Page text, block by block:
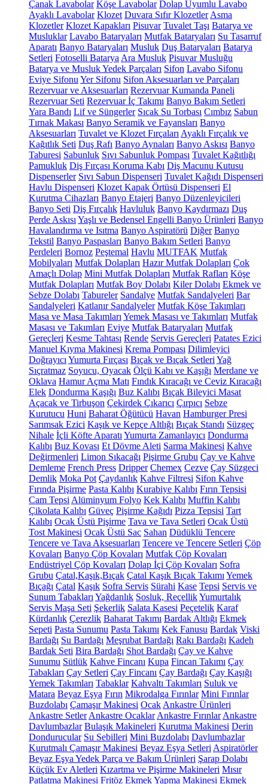
Çanak Lavabolar Köşe Lavabolar Dolap Uyumlu Lavabo
Ayaklı Lavabolar Klozet Duvara Sıfır Klozetler Asma
Klozetler Klozet Kapakları Pisuvar Tuvalet Taşı Batarya ve
Musluklar Lavabo Bataryaları Mutfak Bataryaları Su Tasarruf
Aparatı Banyo Bataryaları Musluk Duş Bataryaları Batarya
Setleri Fotoselli Batarya Ara Musluk Pisuvar Musluğu
Batarya ve Musluk Yedek Parçaları Sifon Lavabo Sifonu
Eviye Sifonu Yer Sifonu Sifon Aksesuarları ve Parçaları
Rezervuar ve Aksesuarları Rezervuar Kumanda Paneli
Rezervuar Seti Rezervuar İç Takımı Banyo Bakım Setleri
Yara Bandı Lif ve Süngerler Sıcak Su Torbası Cımbız Sabun
Tırnak Makası Banyo Seramik ve Fayansları Banyo
Aksesuarları Tuvalet ve Klozet Fırçaları Ayaklı Fırçalık ve
Kağıtlık Seti Duş Rafı Banyo Aynaları Banyo Askısı Banyo
Taburesi Sabunluk Sıvı Sabunluk Pompası Tuvalet Kağıtlığı
Pamukluk Diş Fırçası Koruma Kabı Diş Macunu Kutusu
Dispenserler Sıvı Sabun Dispenseri Tuvalet Kağıdı Dispenseri
Havlu Dispenseri Klozet Kapak Örtüsü Dispenseri El
Kurutma Cihazları Banyo Etajeri Banyo Düzenleyicileri
Banyo Seti Diş Fırçalık Havluluk Banyo Kaydırmazı Duş
Perde Askısı Yaşlı ve Bedensel Engelli Banyo Ürünleri Banyo
Havalandırma ve Isıtma Banyo Aspiratörü Diğer Banyo
Tekstil Banyo Paspasları Banyo Bakım Setleri Banyo
Perdeleri Bornoz Peştemal Havlu MUTFAK Mutfak
Mobilyaları Mutfak Dolapları Hazır Mutfak Dolapları Çok
Amaçlı Dolap Mini Mutfak Dolapları Mutfak Rafları Köşe
Mutfak Dolapları Mutfak Boy Dolabı Kiler Dolabı Ekmek ve
Sebze Dolabı Tabureler Sandalye Mutfak Sandalyeleri Bar
Sandalyeleri Katlanır Sandalyeler Mutfak Köşe Takımları
Masa ve Masa Takımları Yemek Masası ve Takımları Mutfak
Masası ve Takımları Eviye Mutfak Bataryaları Mutfak
Gereçleri Kesme Tahtası Rende Servis Gereçleri Patates Ezici
Manuel Kıyma Makinesi Krema Pompası Dilimleyici
Doğrayıcı Yumurta Fırçası Bıçak ve Bıçak Setleri Yağ
Sıçratmaz Soyucu, Oyacak Ölçü Kabı ve Kaşığı Merdane ve
Oklava Hamur Açma Matı Fındık Kıracağı ve Ceviz Kıracağı
Elek Dondurma Kaşığı Buz Kalıbı Bıçak Bileyici Masat
Açacak ve Tirbuşon Çekirdek Çıkarıcı Çırpıcı Sebze
Kurutucu Huni Baharat Öğütücü Havan Hamburger Presi
Sarımsak Ezici Kaşık ve Kepçe Altlığı Bıçak Standı Süzgeç
Nihale İçli Köfte Aparatı Yumurta Zamanlayıcı Dondurma
Kalıbı Buz Kovası Et Dövme Aleti Sarma Makinesi Kahve
Değirmenleri Limon Sıkacağı Pişirme Grubu Çay ve Kahve
Demleme French Press Dripper Chemex Cezve Çay Süzgeci
Demlik Moka Pot Çaydanlık Kahve Filtresi Sifon Kahve
Fırında Pişirme Pasta Kalıbı Kurabiye Kalıbı Fırın Tepsisi
Cam Tepsi Alüminyum Folyo Kek Kalıbı Muffin Kalıbı
Çikolata Kalıbı Güveç Pişirme Kağıdı Pizza Tepsisi Tart
Kalıbı Ocak Üstü Pişirme Tava ve Tava Setleri Ocak Üstü
Tost Makinesi Ocak Üstü Sac Sahan Düdüklü Tencere
Tencere ve Tava Aksesuarları Tencere ve Tencere Setleri Çöp
Kovaları Banyo Çöp Kovaları Mutfak Çöp Kovaları
Endüstriyel Çöp Kovaları Dolap İçi Çöp Kovaları Sofra
Grubu Çatal,Kaşık,Bıçak Çatal Kaşık Bıçak Takımı Yemek
Bıçağı Çatal Kaşık Sofra Servis Sürahi Kase Tepsi Servis ve
Sunum Tabakları Yağdanlık Sosluk, ReçellikYumurtalık
Servis Maşa Seti Şekerlik Salata Kasesi Peçetelik Karaf
Kürdanlık Çerezlik Baharat Takımı Bardak Altlığı Ekmek
Sepeti Pasta Sunumu Pasta Takımı Kek Fanusu Bardak Viski
Bardağı Su Bardağı Meşrubat Bardağı Rakı Bardağı Kadeh
Bardak Seti Bira Bardağı Shot Bardağı Çay ve Kahve
Sunumu Sütlük Kahve Fincanı Kupa Fincan Takımı Çay
Tabakları Çay Setleri Çay Fincanı Çay Bardağı Çay Kaşığı
Yemek Takımları Tabaklar Kahvaltı Takımları Suluk ve
Matara Beyaz Eşya Fırın Mikrodalga Fırınlar Mini Fırınlar
Buzdolabı Çamaşır Makinesi Ocak Ankastre Ürünleri
Ankastre Setler Ankastre Ocaklar Ankastre Fırınlar Ankastre
Davlumbazlar Bulaşık Makineleri Kurutma Makinesi Derin
Dondurucular Su Sebilleri Mini Buzdolabı Davlumbazlar
Kurutmalı Çamaşır Makinesi Beyaz Eşya Setleri Aspiratörler
Beyaz Eşya Yedek Parça ve Bakım Ürünleri Şarap Dolabı
Küçük Ev Aletleri Kızartma ve Pişirme Makineleri Mısır
Patlatma Makinesi Fritöz Ekmek Yapma Makinesi Ekmek